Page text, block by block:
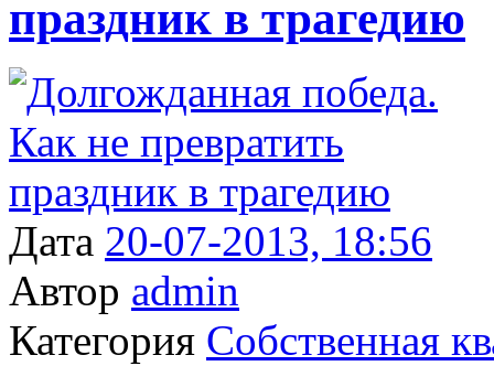
праздник в трагедию
Дата 20-07-2013, 18:56
Автор admin
Категория Собственная